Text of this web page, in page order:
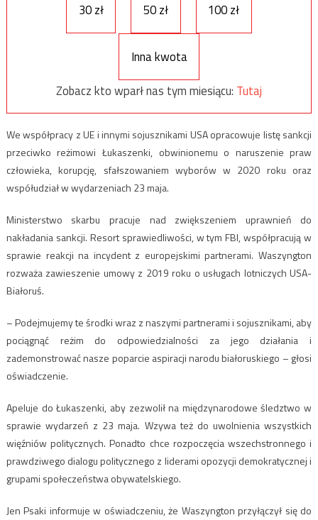
30 zł 50 zł 100 zł
Inna kwota
Zobacz kto wparł nas tym miesiącu: Tutaj
We współpracy z UE i innymi sojusznikami USA opracowuje listę sankcji
przeciwko reżimowi Łukaszenki, obwinionemu o naruszenie praw
człowieka, korupcję, sfałszowaniem wyborów w 2020 roku oraz
współudział w wydarzeniach 23 maja.
Ministerstwo skarbu pracuje nad zwiększeniem uprawnień do
nakładania sankcji. Resort sprawiedliwości, w tym FBI, współpracują w
sprawie reakcji na incydent z europejskimi partnerami. Waszyngton
rozważa zawieszenie umowy z 2019 roku o usługach lotniczych USA-
Białoruś.
– Podejmujemy te środki wraz z naszymi partnerami i sojusznikami, aby
pociągnąć reżim do odpowiedzialności za jego działania i
zademonstrować nasze poparcie aspiracji narodu białoruskiego – głosi
oświadczenie.
Apeluje do Łukaszenki, aby zezwolił na międzynarodowe śledztwo w
sprawie wydarzeń z 23 maja. Wzywa też do uwolnienia wszystkich
więźniów politycznych. Ponadto chce rozpoczęcia wszechstronnego i
prawdziwego dialogu politycznego z liderami opozycji demokratycznej i
grupami społeczeństwa obywatelskiego.
Jen Psaki informuje w oświadczeniu, że Waszyngton przyłączył się do